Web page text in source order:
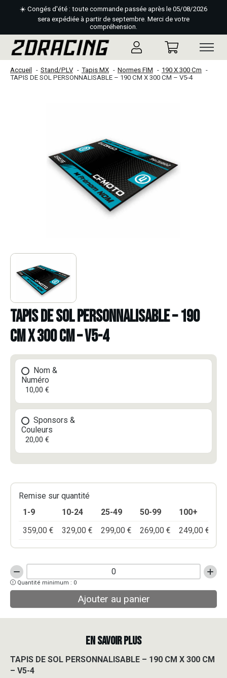
☀️ Congés d'été : toute commande passée après le 05/08/2026
sera expédiée à partir de septembre. Merci de votre
compréhension.
Accueil Stand/PLV Tapis MX Normes FIM
190 X 300 Cm
TAPIS DE SOL PERSONNALISABLE – 190 CM X 300 CM – V5-4
TAPIS DE SOL PERSONNALISABLE – 190
CM X 300 CM – V5-4
Nom &
Numéro
10,00 €
Sponsors &
Couleurs
20,00 €
Remise sur quantité
1-9
10-24 25-49 50-99
100+
359,00 € 329,00 € 299,00 € 269,00 € 249,00 €
quantité
de
TAPIS
DE
X
300
Quantité minimum : 0
Ajouter au panier
EN SAVOIR PLUS
TAPIS DE SOL PERSONNALISABLE – 190 CM X 300 CM
– V5-4